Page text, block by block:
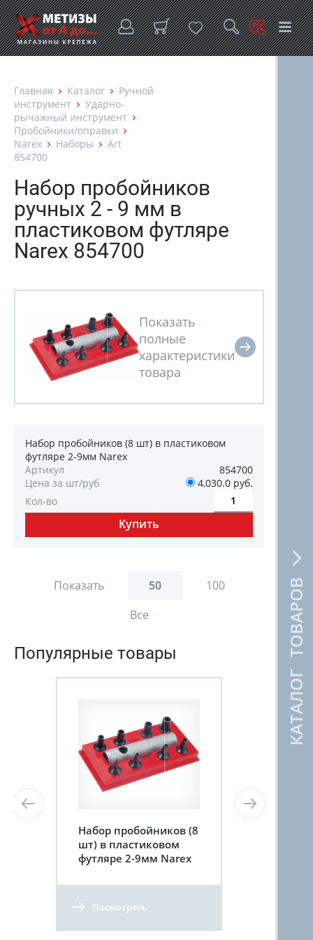
КАТАЛОГ ТОВАРОВ
Главная Каталог
Ручной
инструмент
Ударно-
рычажный инструмент
Пробойники/оправки
Narex
Наборы
Art
854700
Набор пробойников
ручных 2 - 9 мм в
пластиковом футляре
Narex 854700
Набор пробойников (8 шт) в пластиковом
футляре 2-9мм Narex
Артикул
854700
Цена за шт/руб
4,030.0 руб.
Кол-во
Показать 50
100
Все
Популярные товары
Набор пробойников (8
шт) в пластиковом
футляре 2-9мм Narex
Посмотреть